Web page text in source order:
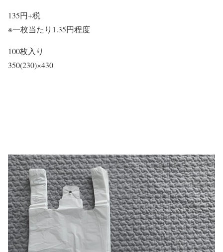
135円+税
※一枚当たり1.35円程度
100枚入り
350(230)×430